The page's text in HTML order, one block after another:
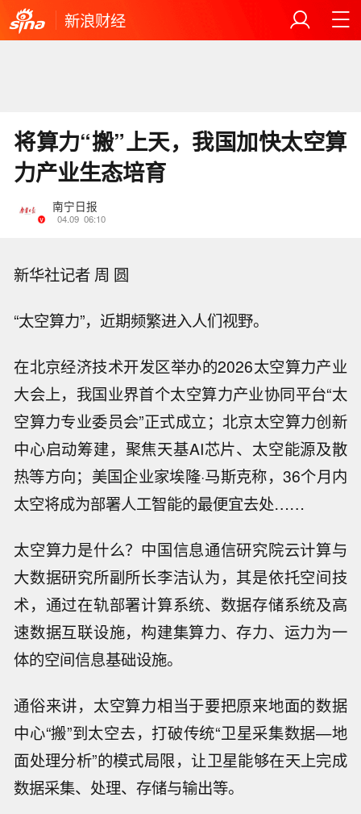
新浪财经
将算力“搬”上天，我国加快太空算
力产业生态培育
南宁日报
04.09 06:10
新华社记者 周 圆
“太空算力”，近期频繁进入人们视野。
在北京经济技术开发区举办的2026太空算力产业
大会上，我国业界首个太空算力产业协同平台“太
空算力专业委员会”正式成立；北京太空算力创新
中心启动筹建，聚焦天基AI芯片、太空能源及散
热等方向；美国企业家埃隆·马斯克称，36个月内
太空将成为部署人工智能的最便宜去处……
太空算力是什么？中国信息通信研究院云计算与
大数据研究所副所长李洁认为，其是依托空间技
术，通过在轨部署计算系统、数据存储系统及高
速数据互联设施，构建集算力、存力、运力为一
体的空间信息基础设施。
通俗来讲，太空算力相当于要把原来地面的数据
中心“搬”到太空去，打破传统“卫星采集数据—地
面处理分析”的模式局限，让卫星能够在天上完成
数据采集、处理、存储与输出等。